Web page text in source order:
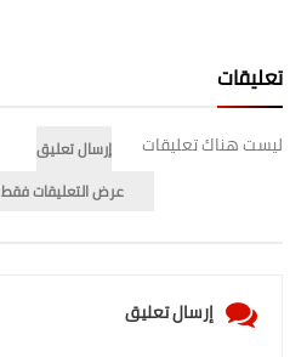
تعليقات
ليست هناك تعليقات
إرسال تعليق
عرض التعليقات فقط
إرسال تعليق